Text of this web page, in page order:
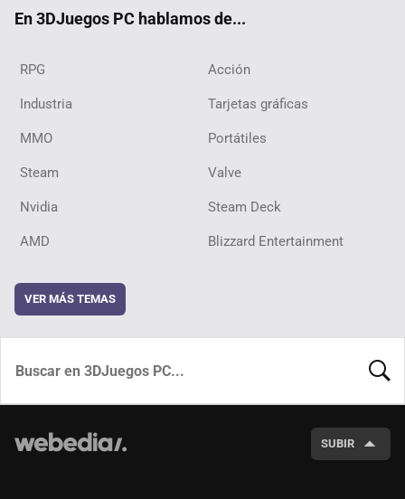
En 3DJuegos PC hablamos de...
RPG Acción
Industria Tarjetas gráficas
MMO Portátiles
Steam Valve
Nvidia Steam Deck
AMD Blizzard Entertainment
VER MÁS TEMAS
SUBIR